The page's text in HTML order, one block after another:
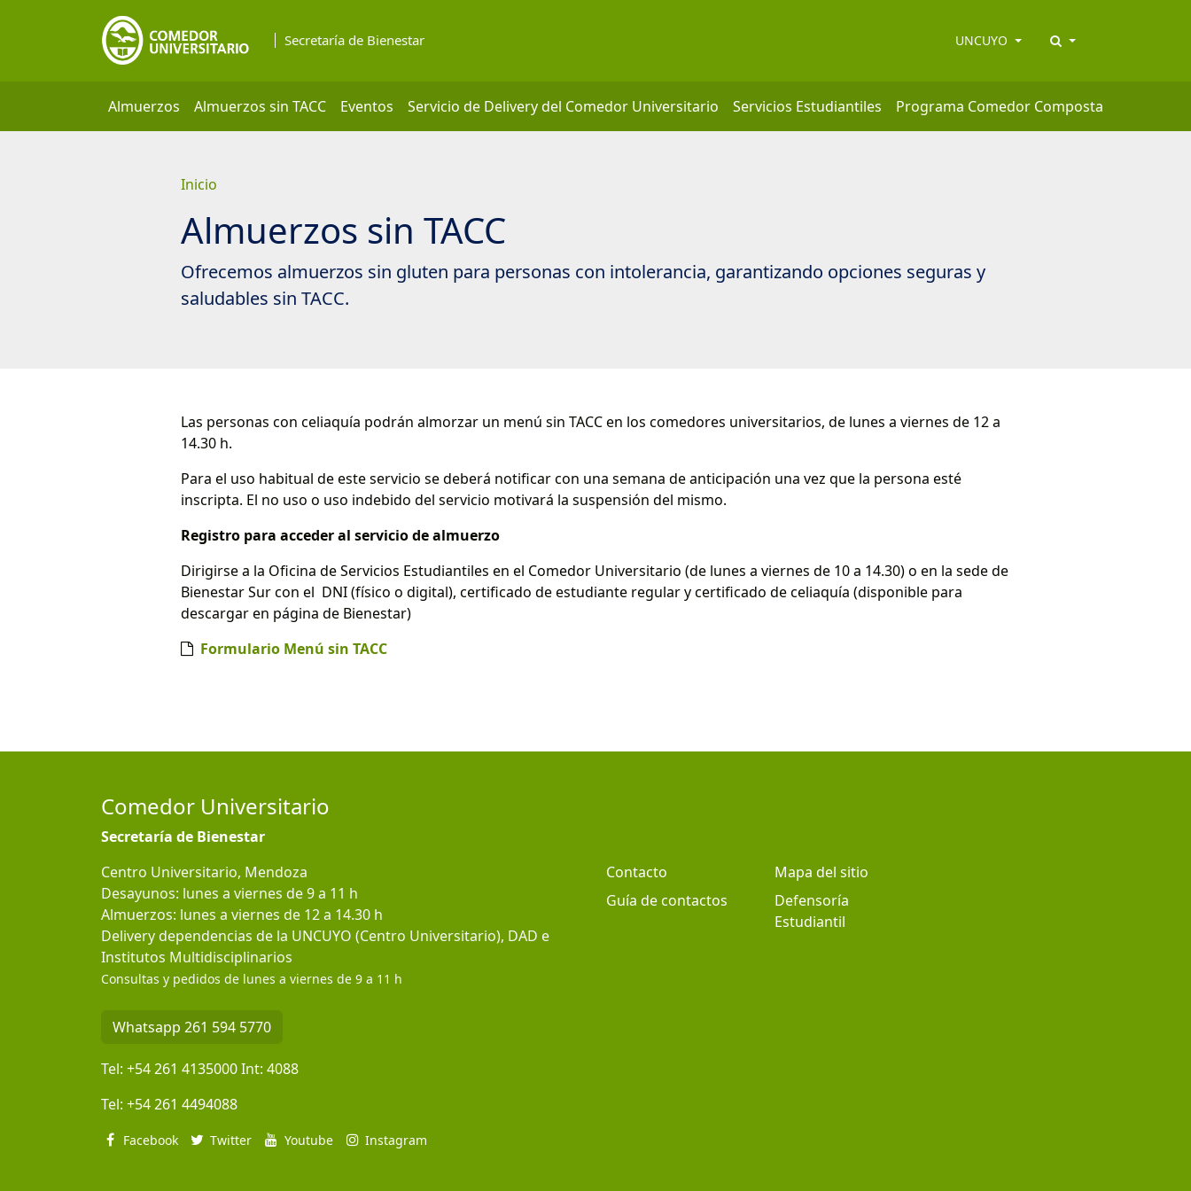
Secretaría de Bienestar UNCUYO
Almuerzos Almuerzos sin TACC Eventos Servicio de Delivery del Comedor Universitario Servicios Estudiantiles Programa Comedor Composta
Inicio
Almuerzos sin TACC
Ofrecemos almuerzos sin gluten para personas con intolerancia, garantizando opciones seguras y
saludables sin TACC.
Las personas con celiaquía podrán almorzar un menú sin TACC en los comedores universitarios, de lunes a viernes de 12 a
14.30 h.
Para el uso habitual de este servicio se deberá notificar con una semana de anticipación una vez que la persona esté
inscripta. El no uso o uso indebido del servicio motivará la suspensión del mismo.
Registro para acceder al servicio de almuerzo
Dirigirse a la Oficina de Servicios Estudiantiles en el Comedor Universitario (de lunes a viernes de 10 a 14.30) o en la sede de
Bienestar Sur con el DNI (físico o digital), certificado de estudiante regular y certificado de celiaquía (disponible para
descargar en página de Bienestar)
Formulario Menú sin TACC
Comedor Universitario
Secretaría de Bienestar
Centro Universitario, Mendoza
Desayunos: lunes a viernes de 9 a 11 h
Almuerzos: lunes a viernes de 12 a 14.30 h
Delivery dependencias de la UNCUYO (Centro Universitario), DAD e
Institutos Multidisciplinarios
Consultas y pedidos de lunes a viernes de 9 a 11 h
Whatsapp 261 594 5770
Tel: +54 261 4135000Int: 4088
Tel: +54 261 4494088
Facebook Twitter Youtube Instagram
Contacto
Guía de contactos
Mapa del sitio
Defensoría
Estudiantil